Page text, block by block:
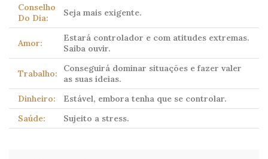
Conselho
Do Dia:
Seja mais exigente.
Amor:
Estará controlador e com atitudes extremas.
Saiba ouvir.
Trabalho:
Conseguirá dominar situações e fazer valer
as suas ideias.
Dinheiro:
Estável, embora tenha que se controlar.
Saúde:
Sujeito a stress.